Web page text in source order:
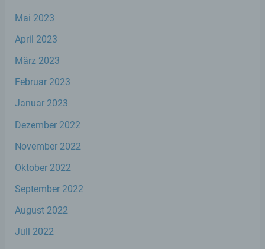
Mai 2023
April 2023
März 2023
Februar 2023
Januar 2023
Dezember 2022
November 2022
Oktober 2022
September 2022
August 2022
Juli 2022
sogenannten elektronischen Post (E-Mail-
Adresse) umfasst. Sofern eine betroffene Person
Kontakt mit dem für die Verarbeitung
betroffenen Person übermittelten
gespeichert. Solche auf freiwilliger Basis von einer
Verantwortlichen übermittelten
Bearbeitung oder der Kontaktaufnahme zur
Weitergabe dieser personenbezogenen Daten an
Internetseite
Wir bieten den Nutzern auf einem Blog, der sich
auf der Internetseite des für die Verarbeitung